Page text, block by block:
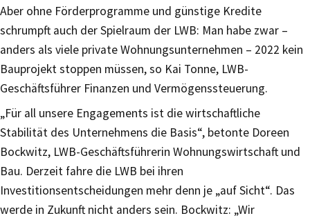
Aber ohne Förderprogramme und günstige Kredite
schrumpft auch der Spielraum der LWB: Man habe zwar –
anders als viele private Wohnungsunternehmen – 2022 kein
Bauprojekt stoppen müssen, so Kai Tonne, LWB-
Geschäftsführer Finanzen und Vermögenssteuerung.
„Für all unsere Engagements ist die wirtschaftliche
Stabilität des Unternehmens die Basis“, betonte Doreen
Bockwitz, LWB-Geschäftsführerin Wohnungswirtschaft und
Bau. Derzeit fahre die LWB bei ihren
Investitionsentscheidungen mehr denn je „auf Sicht“. Das
werde in Zukunft nicht anders sein. Bockwitz: „Wir